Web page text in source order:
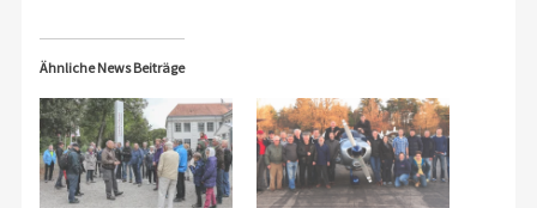
Ähnliche News Beiträge